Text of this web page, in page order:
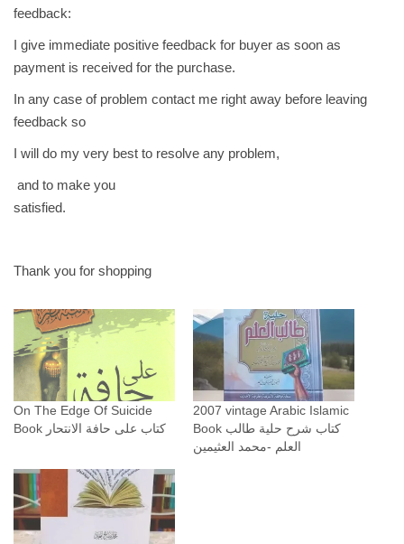
feedback:
I give immediate positive feedback for buyer as soon as
payment is received for the purchase.
In any case of problem contact me right away before leaving
feedback so
I will do my very best to resolve any problem,
and to make you
satisfied.
Thank you for shopping
On The Edge Of Suicide
Book كتاب على حافة الانتحار
2007 vintage Arabic Islamic
Book كتاب شرح حلية طالب
العلم -محمد العثيمين